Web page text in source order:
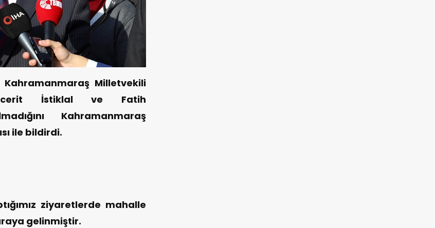
Milletvekili
İstiklal ve Fatih
Kahramanmaraş
ile bildirdi.
ziyaretlerde mahalle
gelinmiştir.